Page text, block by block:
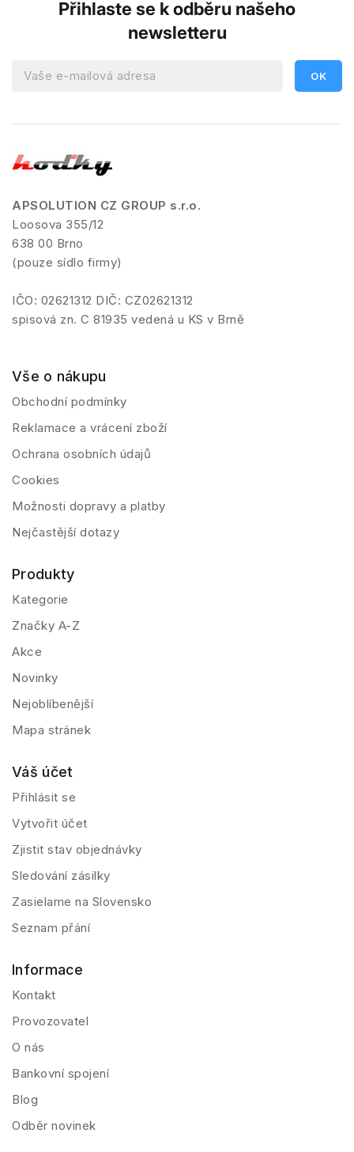
Přihlaste se k odběru našeho
newsletteru
APSOLUTION CZ GROUP s.r.o.
Loosova 355/12
638 00 Brno
(pouze sídlo firmy)
IČO: 02621312 DIČ: CZ02621312
spisová zn. C 81935 vedená u KS v Brně
Vše o nákupu
Obchodní podmínky
Reklamace a vrácení zboží
Ochrana osobních údajů
Cookies
Možnosti dopravy a platby
Nejčastější dotazy
Produkty
Kategorie
Značky A-Z
Akce
Novinky
Nejoblíbenější
Mapa stránek
Váš účet
Přihlásit se
Vytvořit účet
Zjistit stav objednávky
Sledování zásilky
Zasielame na Slovensko
Seznam přání
Informace
Kontakt
Provozovatel
O nás
Bankovní spojení
Blog
Odběr novinek